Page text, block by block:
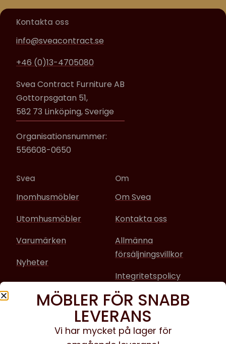
Kontakta oss
info@sveacontract.se
+46 (0)13-4705080
Svea Contract Furniture AB
Gottorpsgatan 51,
582 73 Linköping, Sverige
Organisationsnummer:
556608-0650
Svea
Inomhusmöbler
Utomhusmöbler
Varumärken
Nyheter
Om
Om Svea
Kontakta oss
Allmänna
försäljningsvillkor
Integritetspolicy
Sociala media
Facebook
MÖBLER FÖR SNABB
LEVERANS
Vi har mycket på lager för